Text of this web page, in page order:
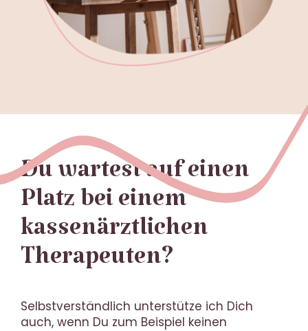
Du wartest auf einen
Platz bei einem
kassenärztlichen
Therapeuten?
Selbstverständlich unterstütze ich Dich
auch, wenn Du zum Beispiel keinen